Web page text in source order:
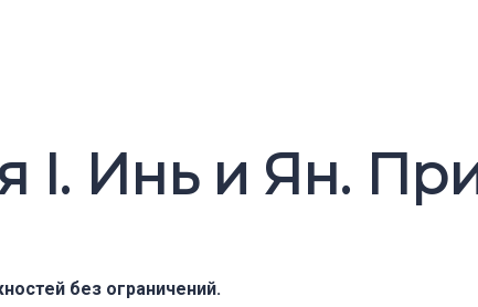
I. Инь и Ян.
без ограничений.